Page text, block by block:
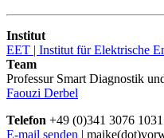
Institut
EET | Institut für Elektrische
Team
Professur Smart Diagnostik
Faouzi Derbel
Telefon +49 (0)341 3076 1031
E-mail senden |